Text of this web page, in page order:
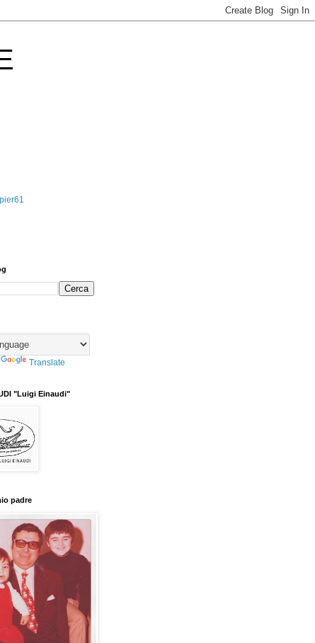
Translate
"Luigi Einaudi"
padre